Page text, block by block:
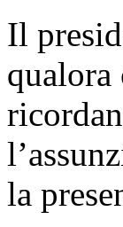
Il
qualora
la